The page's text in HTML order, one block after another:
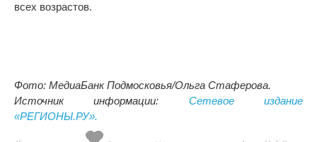
всех возрастов.
Фото: МедиаБанк Подмосковья/Ольга Стаферова.
Источник информации: Сетевое издание
«РЕГИОНЫ.РУ».